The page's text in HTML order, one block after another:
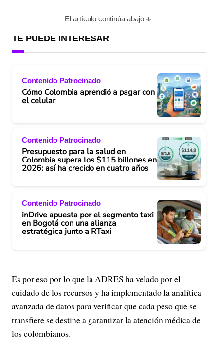
El artículo continúa abajo
TE PUEDE INTERESAR
Contenido Patrocinado
Cómo Colombia aprendió a pagar con
el celular
Contenido Patrocinado
Presupuesto para la salud en
Colombia supera los $115 billones en
2026: así ha crecido en cuatro años
Contenido Patrocinado
inDrive apuesta por el segmento taxi
en Bogotá con una alianza
estratégica junto a RTaxi
Es por eso por lo que la ADRES ha velado por el
cuidado de los recursos y ha implementado la analítica
avanzada de datos para verificar que cada peso que se
transfiere se destine a garantizar la atención médica de
los colombianos.